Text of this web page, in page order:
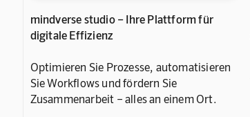
mindverse studio – Ihre Plattform für
digitale Effizienz
Optimieren Sie Prozesse, automatisieren
Sie Workflows und fördern Sie
Zusammenarbeit – alles an einem Ort.